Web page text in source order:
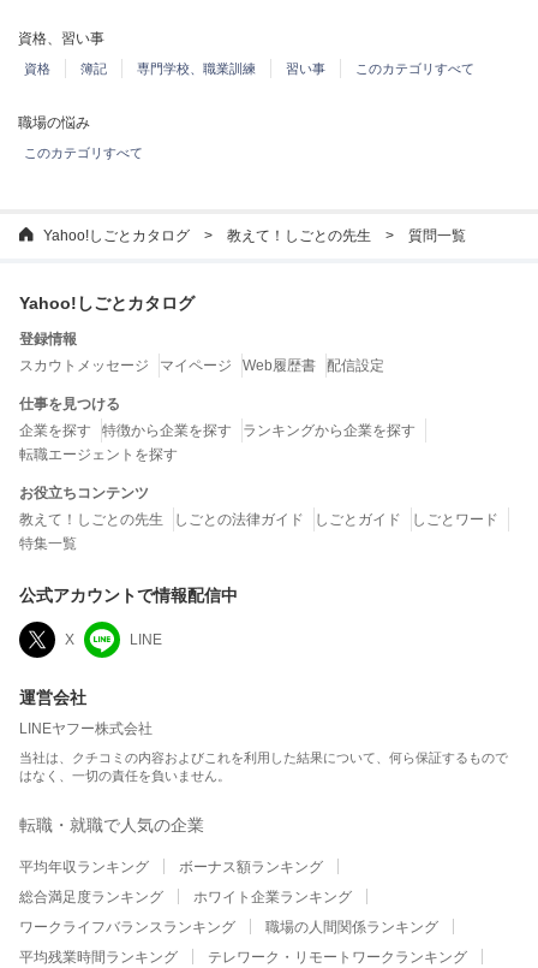
資格、習い事
資格 簿記 専門学校、職業訓練 習い事 このカテゴリすべて
職場の悩み
このカテゴリすべて
Yahoo!しごとカタログ 教えて！しごとの先生 質問一覧
Yahoo!しごとカタログ
登録情報
スカウトメッセージ
マイページ Web履歴書 配信設定
仕事を見つける
企業を探す
特徴から企業を探す
ランキングから企業を探す
転職エージェントを探す
お役立ちコンテンツ
教えて！しごとの先生
しごとの法律ガイド しごとガイド
しごとワード
特集一覧
公式アカウントで情報配信中
X LINE
運営会社
LINEヤフー株式会社
当社は、クチコミの内容およびこれを利用した結果について、何ら保証するもので
はなく、一切の責任を負いません。
転職・就職で人気の企業
平均年収ランキング
ボーナス額ランキング
総合満足度ランキング
ホワイト企業ランキング
ワークライフバランスランキング
職場の人間関係ランキング
平均残業時間ランキング
テレワーク・リモートワークランキング